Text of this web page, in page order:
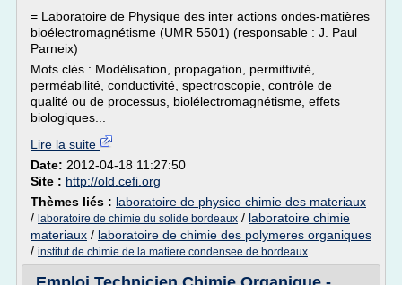
= Laboratoire de Physique des inter actions ondes-matières
bioélectromagnétisme (UMR 5501) (responsable : J. Paul
Parneix)
Mots clés : Modélisation, propagation, permittivité,
perméabilité, conductivité, spectroscopie, contrôle de
qualité ou de processus, biolélectromagnétisme, effets
biologiques...
Lire la suite
Date: 2012-04-18 11:27:50
Site : http://old.cefi.org
Thèmes liés : laboratoire de physico chimie des materiaux
/ laboratoire de chimie du solide bordeaux / laboratoire chimie
materiaux / laboratoire de chimie des polymeres organiques
/ institut de chimie de la matiere condensee de bordeaux